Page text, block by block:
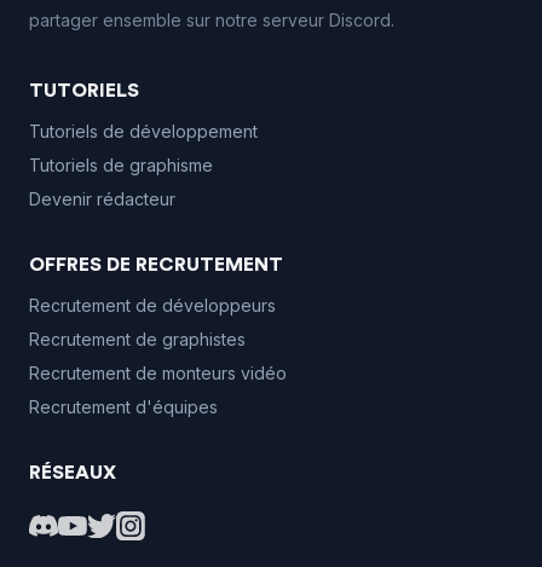
partager ensemble sur notre serveur Discord.
TUTORIELS
Tutoriels de développement
Tutoriels de graphisme
Devenir rédacteur
OFFRES DE RECRUTEMENT
Recrutement de développeurs
Recrutement de graphistes
Recrutement de monteurs vidéo
Recrutement d'équipes
RÉSEAUX